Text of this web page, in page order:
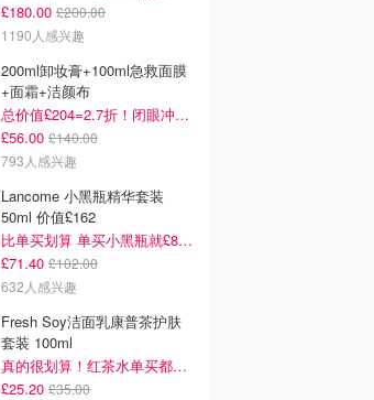
£180.00 £200.00
1190人感兴趣
200ml卸妆膏+100ml急救面膜
+面霜+洁颜布
总价值£204=2.7折！闭眼冲这套！
£56.00 £140.00
793人感兴趣
Lancome 小黑瓶精华套装
50ml 价值£162
比单买划算 单买小黑瓶就£80了！
£71.40 £102.00
632人感兴趣
Fresh Soy洁面乳康普茶护肤
套装 100ml
真的很划算！红茶水单买都要£35！
£25.20 £35.00